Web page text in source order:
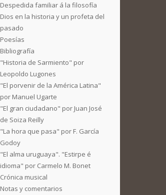
Despedida familiar á la filosofía
Dios en la historia y un profeta del
pasado
Poesías
Bibliografía
"Historia de Sarmiento" por
Leopoldo Lugones
"El porvenir de la América Latina"
por Manuel Ugarte
"El gran ciudadano" por Juan José
de Soiza Reilly
"La hora que pasa" por F. García
Godoy
"El alma uruguaya". "Estirpe é
idioma" por Carmelo M. Bonet
Crónica musical
Notas y comentarios